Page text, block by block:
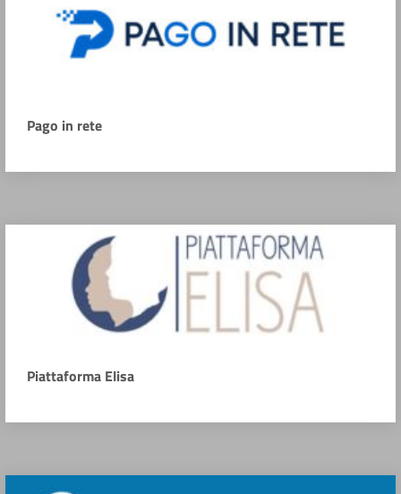
Pago in rete
Piattaforma Elisa